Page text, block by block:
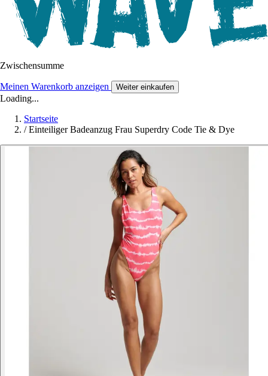
Zwischensumme
Meinen Warenkorb anzeigen Weiter einkaufen
Loading...
Startseite
/ Einteiliger Badeanzug Frau Superdry Code Tie & Dye